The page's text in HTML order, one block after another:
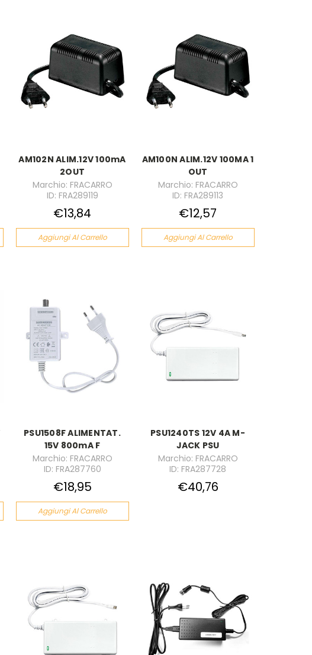
AM102N ALIM.12V 100mA
2OUT
Marchio: FRACARRO
ID: FRA289119
€13,84
Aggiungi Al Carrello
AM100N ALIM.12V 100MA 1
OUT
Marchio: FRACARRO
ID: FRA289113
€12,57
Aggiungi Al Carrello
PSU1508F ALIMENTAT.
15V 800mA F
Marchio: FRACARRO
ID: FRA287760
€18,95
Aggiungi Al Carrello
PSU1240TS 12V 4A M-
JACK PSU
Marchio: FRACARRO
ID: FRA287728
€40,76